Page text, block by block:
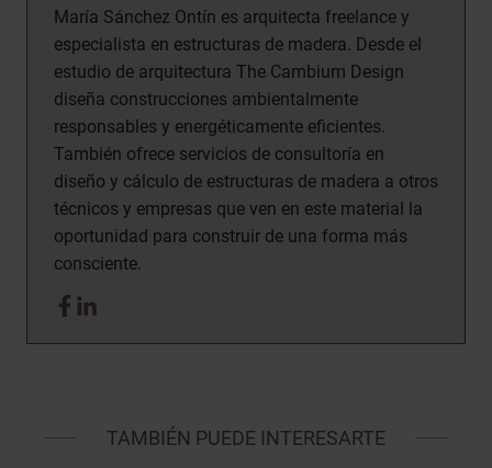
María Sánchez Ontín es arquitecta freelance y
especialista en estructuras de madera. Desde el
estudio de arquitectura The Cambium Design
diseña construcciones ambientalmente
responsables y energéticamente eficientes.
También ofrece servicios de consultoría en
diseño y cálculo de estructuras de madera a otros
técnicos y empresas que ven en este material la
oportunidad para construir de una forma más
consciente.
TAMBIÉN PUEDE INTERESARTE